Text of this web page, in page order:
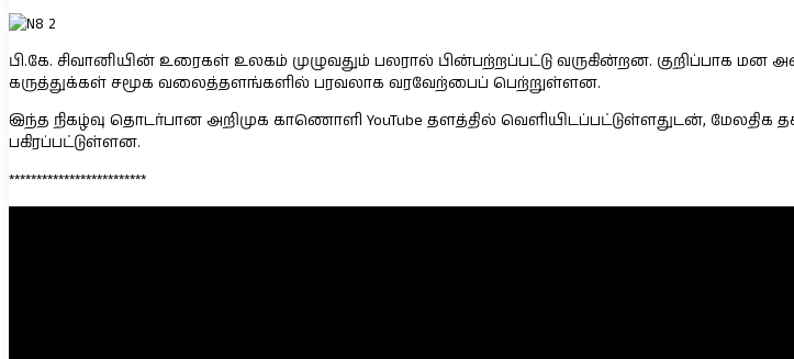
பி.கே. சிவானியின் உரைகள் உலகம் முழுவதும் பலரால் பின்பற்றப்பட்டு வருகின்றன.
கருத்துக்கள் சமூக வலைத்தளங்களில் பரவலாக வரவேற்பைப் பெற்றுள்ளன.
இந்த நிகழ்வு தொடர்பான அறிமுக காணொளி YouTube தளத்தில் வெளியிடப்பட்டுள்ளதுடன், மேலதிக
பகிரப்பட்டுள்ளன.
*************************